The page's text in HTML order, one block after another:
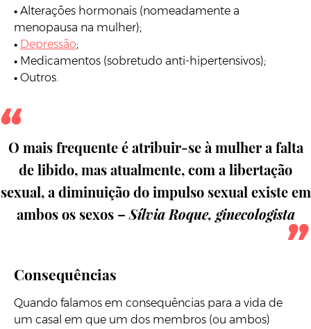
• Alterações hormonais (nomeadamente a
menopausa na mulher);
• Depressão;
• Medicamentos (sobretudo anti-hipertensivos);
• Outros.
O mais frequente é atribuir-se à mulher a falta
de libido, mas atualmente, com a libertação
sexual, a diminuição do impulso sexual existe em
ambos os sexos – Sílvia Roque, ginecologista
Consequências
Quando falamos em consequências para a vida de
um casal em que um dos membros (ou ambos)